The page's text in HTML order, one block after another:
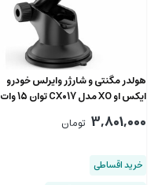
هولدر مگنتی و شارژر وایرلس خودرو
ایکس او XO مدل CX017 توان 15 وات
3,801,000 تومان
خرید اقساطی